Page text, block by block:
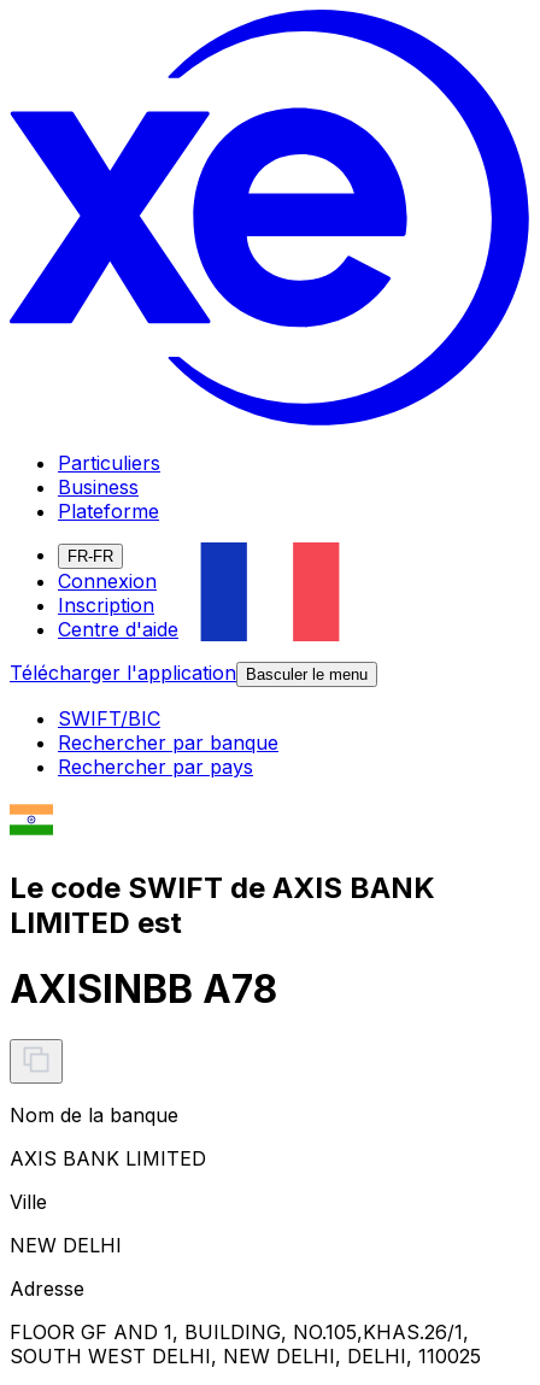
Particuliers
Business
Plateforme
FR-FR
Connexion
Inscription
Centre d'aide
Télécharger l'application
Basculer le menu
SWIFT/BIC
Rechercher par banque
Rechercher par pays
Le code SWIFT de AXIS BANK
LIMITED est
AXISINBB A78
Nom de la banque
AXIS BANK LIMITED
Ville
NEW DELHI
Adresse
FLOOR GF AND 1, BUILDING, NO.105,KHAS.26/1,
SOUTH WEST DELHI, NEW DELHI, DELHI, 110025